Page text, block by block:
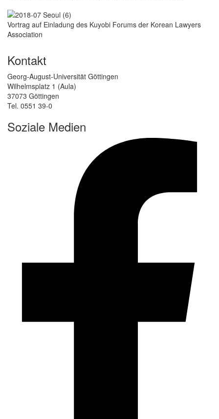
Vortrag auf Einladung des Kuyobi Forums der Korean Lawyers
Association
Kontakt
Georg-August-Universität Göttingen
Wilhelmsplatz 1 (Aula)
37073 Göttingen
Tel. 0551 39-0
Soziale Medien